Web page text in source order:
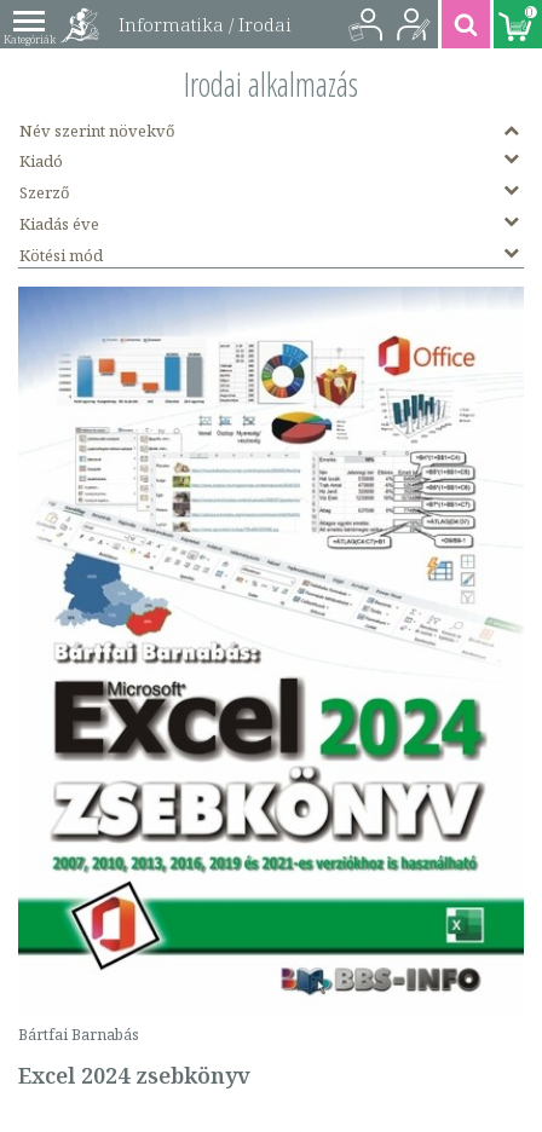
Informatika / Irodai
alkalmazás könyvek
0
Irodai alkalmazás
Név szerint növekvő
Kiadó
Szerző
Kiadás éve
Kötési mód
Bártfai Barnabás
Excel 2024 zsebkönyv